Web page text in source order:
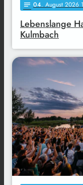
notes 04. August 2026
Lebenslange
Kulmbach